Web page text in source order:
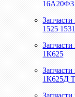
16А20Ф3
Запчасти
1525
1К625
1К625Д